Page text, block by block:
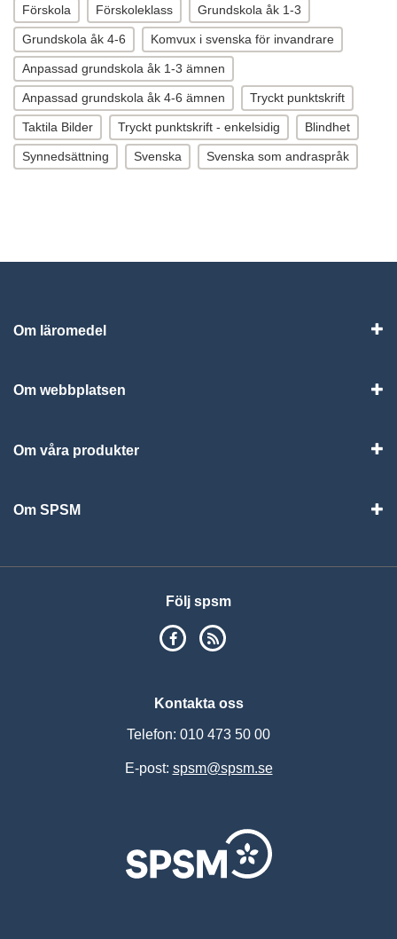
Förskola Förskoleklass Grundskola åk 1-3
Grundskola åk 4-6 Komvux i svenska för invandrare
Anpassad grundskola åk 1-3 ämnen
Anpassad grundskola åk 4-6 ämnen Tryckt punktskrift
Taktila Bilder Tryckt punktskrift - enkelsidig Blindhet
Synnedsättning Svenska Svenska som andraspråk
Om läromedel
Om webbplatsen
Om våra produkter
Om SPSM
Följ spsm
SPSM på Facebook
Kontakta oss
Telefon: 010 473 50 00
E-post: spsm@spsm.se